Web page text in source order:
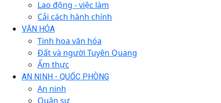
Lao động - việc làm
Cải cách hành chính
VĂN HÓA
Tinh hoa văn hóa
Đất và người Tuyên Quang
Ẩm thực
AN NINH - QUỐC PHÒNG
An ninh
Quân sự